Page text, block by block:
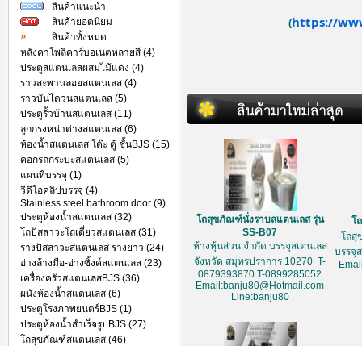
สินค้าแนะนำ
สินค้ายอดนิยม
สินค้าทั้งหมด
หลังคาโพลีคาร์บอเนตหลายสี (4)
ประตูสแตนเลสผสมไม้แดง (4)
ราวสะพานลอยสแตนเลส (4)
ราวบันไดวนสแตนเลส (5)
ประตูรั้วบ้านสแตนเลส (11)
ลูกกรงหน่าต่างสแตนเลส (6)
ห้องน้ำสแตนเลส โต๊ะ ตู้ ชั้นBJS (15)
คอกรถกระบะสแตนเลส (5)
แผนที่บรรจุ (1)
วีดีโอคลิปบรรจุ (4)
Stainless steel bathroom door (9)
ประตูห้องน้ำสแตนเลส (32)
โถปัสสาวะโถเดี่ยวสแตนเลส (31)
รางปัสสาวะสแตนเลส รางยาว (24)
อ่างล้างมือ-อ่างซิ้งค์สแตนเลส (23)
เครื่องครัวสแตนเลสBJS (36)
ผนังห้องน้ำสแตนเลส (6)
ประตูโรงภาพยนตร์BJS (1)
ประตูห้องน้ำสำเร็จรูปBJS (27)
โถสุขภัณฑ์สแตนเลส (46)
(https://
โถสุขภัณฑ์นั่งราบสแตนเลส รุ่น
SS-B07
ห้างหุ้นส่วน จำกัด บรรจุสเตนเลส
จังหวัด สมุทรปราการ 10270 T-
0879393870 T-0899285052
Email:banju80@Hotmail.com
Line:banju80
โ
โถสุ
บรรจุ